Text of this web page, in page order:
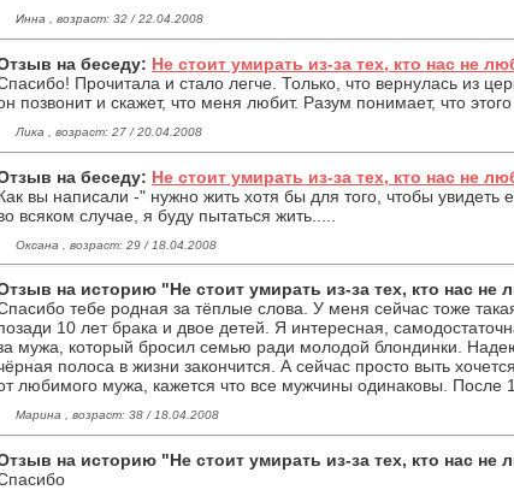
Инна , возраст: 32 / 22.04.2008
на беседу: Не стоит умирать из-за тех, кто нас не
Прочитала и стало легче. Только, что вернулась из
позвонит и скажет, что меня любит. Разум понимает, что
Лика , возраст: 27 / 20.04.2008
на беседу: Не стоит умирать из-за тех, кто нас не
вы написали -" нужно жить хотя бы для того, чтобы увидеть
всяком случае, я буду пытаться жить.....
Оксана , возраст: 29 / 18.04.2008
на историю "Не стоит умирать из-за тех, кто нас не
тебе родная за тёплые слова. У меня сейчас тоже
10 лет брака и двое детей. Я интересная,
мужа, который бросил семью ради молодой блондинки.
полоса в жизни закончится. А сейчас просто выть
любимого мужа, кажется что все мужчины одинаковы. После
Марина , возраст: 38 / 18.04.2008
на историю "Не стоит умирать из-за тех, кто нас не